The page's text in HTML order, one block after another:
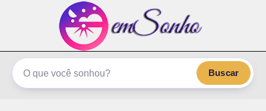
emSonho.com
Os sonhos significam mais
Buscar